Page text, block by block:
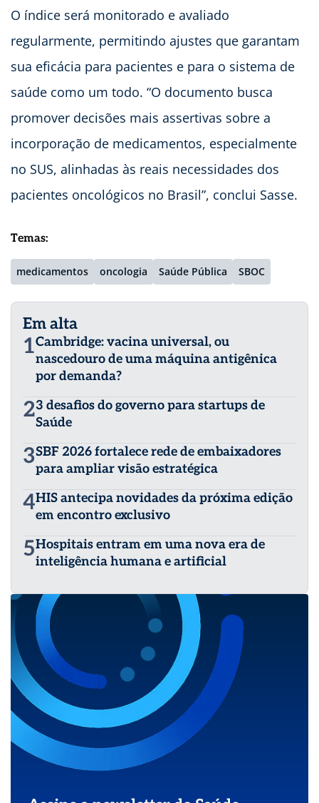
O índice será monitorado e avaliado
regularmente, permitindo ajustes que garantam
sua eficácia para pacientes e para o sistema de
saúde como um todo. “O documento busca
promover decisões mais assertivas sobre a
incorporação de medicamentos, especialmente
no SUS, alinhadas às reais necessidades dos
pacientes oncológicos no Brasil”, conclui Sasse.
Temas:
medicamentos oncologia Saúde Pública SBOC
Em alta
1Cambridge: vacina universal, ou
nascedouro de uma máquina antigênica
por demanda?
23 desafios do governo para startups de
Saúde
3SBF 2026 fortalece rede de embaixadores
para ampliar visão estratégica
4HIS antecipa novidades da próxima edição
em encontro exclusivo
5Hospitais entram em uma nova era de
inteligência humana e artificial